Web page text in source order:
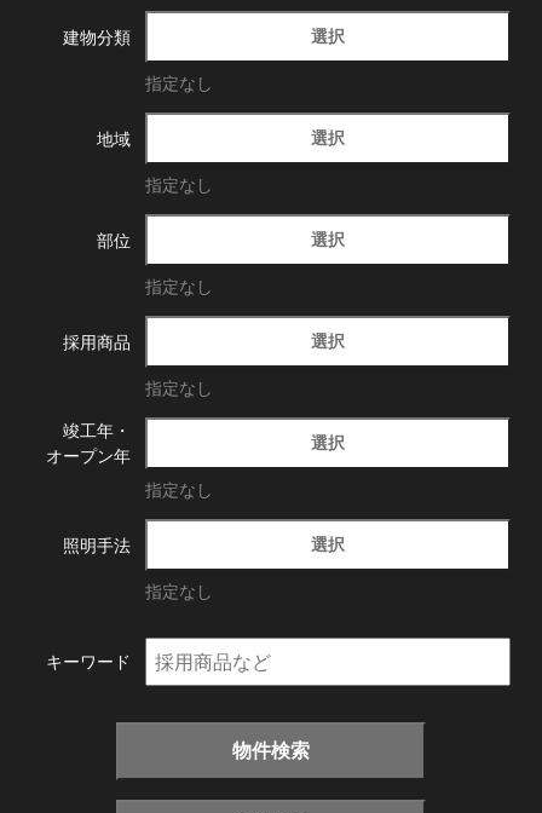
建物分類 選択
指定なし
地域 選択
指定なし
部位 選択
指定なし
採用商品 選択
指定なし
竣工年・
オープン年
選択
指定なし
照明手法 選択
指定なし
キーワード
物件検索